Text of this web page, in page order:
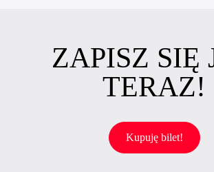
ZAPISZ SIĘ
TERAZ!
Kupuję bilet!